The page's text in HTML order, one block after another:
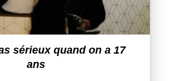
sérieux quand on a 17
ans